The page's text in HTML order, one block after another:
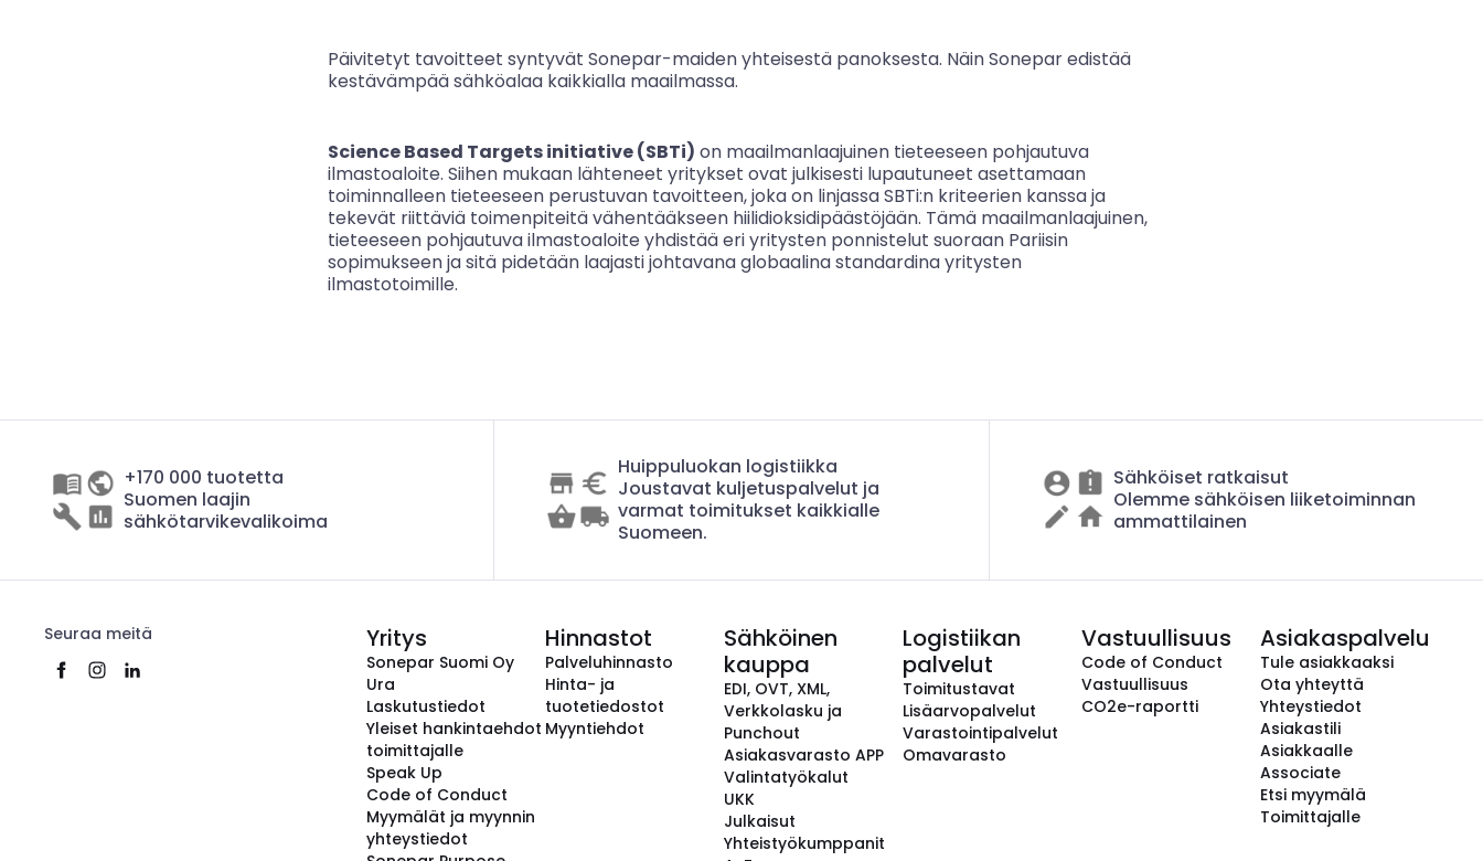
Päivitetyt tavoitteet syntyvät Sonepar-maiden yhteisestä panoksesta. Näin Sonepar edistää
kestävämpää sähköalaa kaikkialla maailmassa.
Science Based Targets initiative (SBTi) on maailmanlaajuinen tieteeseen pohjautuva
ilmastoaloite. Siihen mukaan lähteneet yritykset ovat julkisesti lupautuneet asettamaan
toiminnalleen tieteeseen perustuvan tavoitteen, joka on linjassa SBTi:n kriteerien kanssa ja
tekevät riittäviä toimenpiteitä vähentääkseen hiilidioksidipäästöjään. Tämä maailmanlaajuinen,
tieteeseen pohjautuva ilmastoaloite yhdistää eri yritysten ponnistelut suoraan Pariisin
sopimukseen ja sitä pidetään laajasti johtavana globaalina standardina yritysten
ilmastotoimille.
+170 000 tuotetta
Suomen laajin
sähkötarvikevalikoima
Huippuluokan logistiikka
Joustavat kuljetuspalvelut ja
varmat toimitukset kaikkialle
Suomeen.
Sähköiset ratkaisut
Olemme sähköisen liiketoiminnan
ammattilainen
Seuraa meitä Yritys
Sonepar Suomi Oy
Ura
Laskutustiedot
Yleiset hankintaehdot
toimittajalle
Speak Up
Code of Conduct
Myymälät ja myynnin
yhteystiedot
Hinnastot
Palveluhinnasto
Hinta- ja
tuotetiedostot
Myyntiehdot
Sähköinen
kauppa
EDI, OVT, XML,
Verkkolasku ja
Punchout
Asiakasvarasto APP
Valintatyökalut
UKK
Julkaisut
Yhteistyökumppanit
Logistiikan
palvelut
Toimitustavat
Lisäarvopalvelut
Varastointipalvelut
Omavarasto
Vastuullisuus
Code of Conduct
Vastuullisuus
CO2e-raportti
Asiakaspalvelu
Tule asiakkaaksi
Ota yhteyttä
Yhteystiedot
Asiakastili
Asiakkaalle
Associate
Etsi myymälä
Toimittajalle